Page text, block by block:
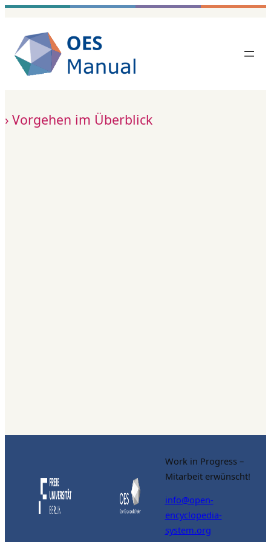
Zum
springen
Vorgehen im Überblick
Work in Progress –
Mitarbeit erwünscht!
info@open-
encyclopedia-
system.org